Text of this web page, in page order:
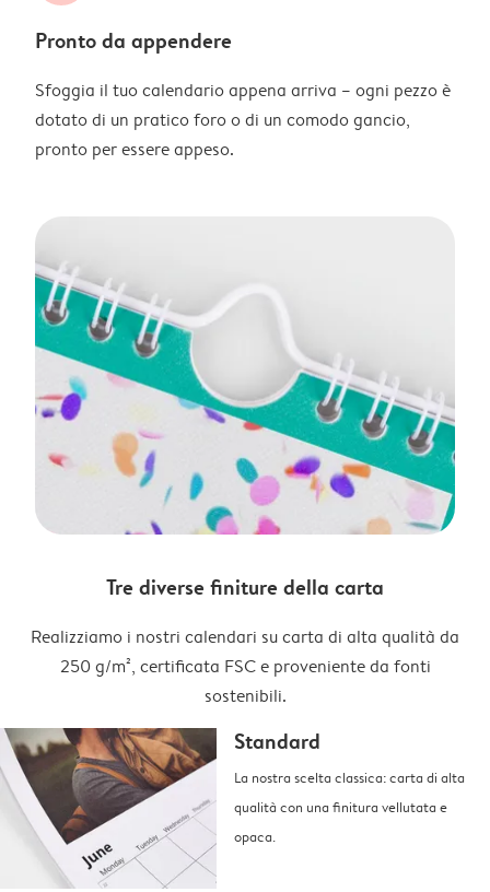
Pronto da appendere
Sfoggia il tuo calendario appena arriva – ogni pezzo è
dotato di un pratico foro o di un comodo gancio,
pronto per essere appeso.
Tre diverse finiture della carta
Realizziamo i nostri calendari su carta di alta qualità da
250 g/m², certificata FSC e proveniente da fonti
sostenibili.
Standard
La nostra scelta classica: carta di alta
qualità con una finitura vellutata e
opaca.